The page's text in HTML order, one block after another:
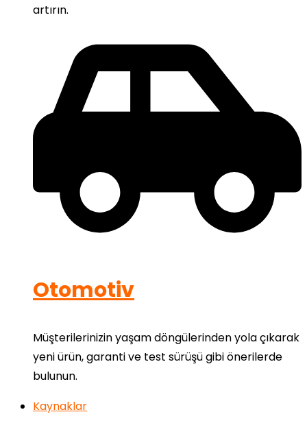
artırın.
Otomotiv
Müşterilerinizin yaşam döngülerinden yola çıkarak
yeni ürün, garanti ve test sürüşü gibi önerilerde
bulunun.
Kaynaklar